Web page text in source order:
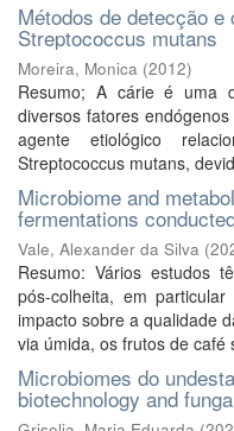
Métodos de detecção
Streptococcus mutans
Moreira, Monica (2012)
Resumo; A cárie é uma
diversos fatores
agente etiológico
Streptococcus mutans,
Microbiome and
fermentations
Vale, Alexander da Silva (
Resumo: Vários estudos
pós-colheita, em
impacto sobre a qualidade
via úmida, os frutos de café
Microbiomes do
biotechnology and